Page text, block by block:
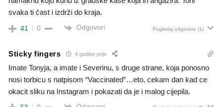
svaka ti čast i izdrži do kraja.
41 0 Odgovori Pogledaj odgovore (1)
Sticky fingers 4 godine prije
Imate Tonyja, a imate i Severinu, s druge strane, koja ponosno
nosi torbicu s natpisom “Vaccinated”…eto, cekam dan kad ce
okacit sliku na Instagram i pokazati da je i malog cijepila.